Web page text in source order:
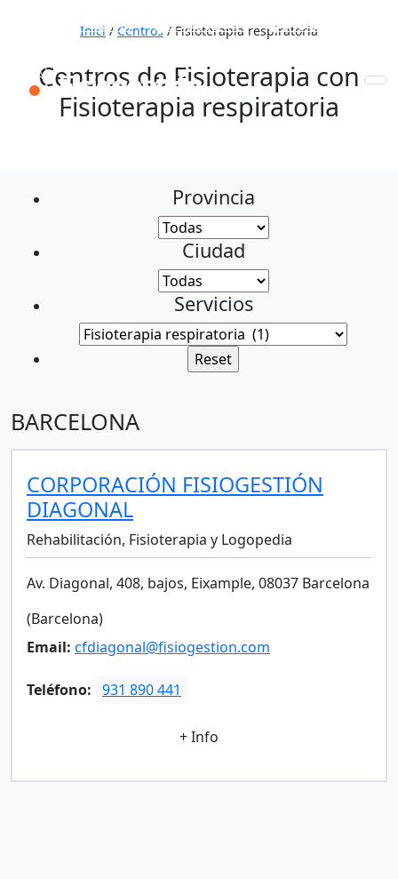
653 772 111 931 890 441 910 820 032
Inici / Centros / Fisioterapia respiratoria
Centros de Fisioterapia con
Fisioterapia respiratoria
Provincia
Ciudad
Servicios
BARCELONA
CORPORACIÓN FISIOGESTIÓN
DIAGONAL
Rehabilitación, Fisioterapia y Logopedia
Av. Diagonal, 408, bajos, Eixample, 08037 Barcelona
(Barcelona)
Email: cfdiagonal@fisiogestion.com
Teléfono: 931 890 441
+ Info